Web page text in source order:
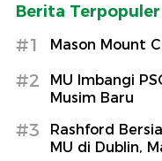
Berita Terpopuler
#1 Mason Mount
#2
MU Imbangi
Musim Baru
#3
Rashford
MU di Dublin,